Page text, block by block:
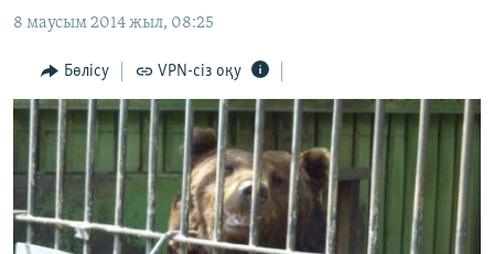
Navigation
Search
АДАМ ҚҰҚЫҚТАРЫ
ӘЛЕУМЕТ
ӘЛЕМ
АРНАЙЫ ЖОБАЛАР
Русский
8 маусым 2014 жыл, 08:25
Бөлісу VPN-сіз оқу